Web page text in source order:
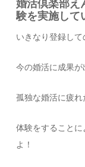
婚活倶楽部え
験を実施して
いきなり登録し
今の婚活に成果
孤独な婚活に疲
体験をすること
よ！